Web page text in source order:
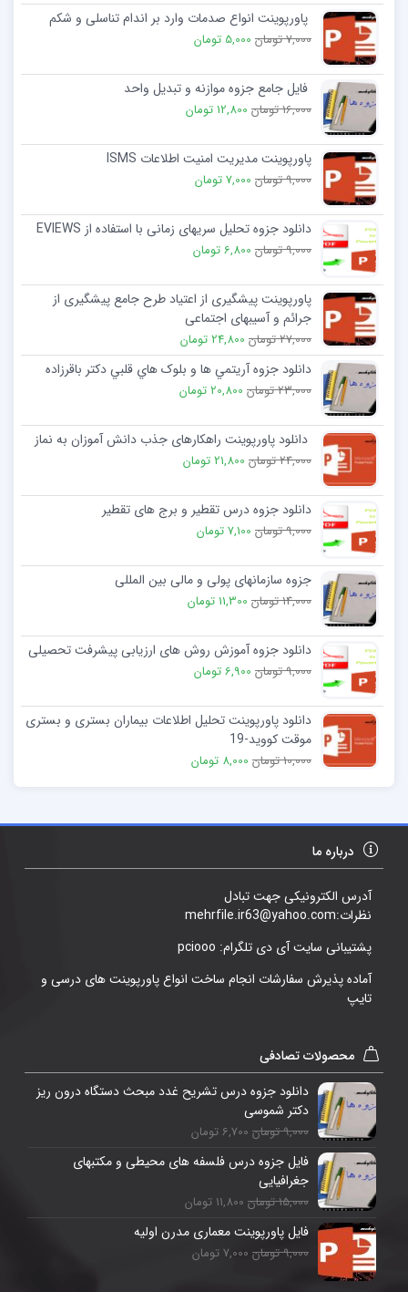
پاورپوینت انواع صدمات وارد بر اندام تناسلی و شکم
7,000 تومان 5,000 تومان
فایل جامع جزوه موازنه و تبدیل واحد
16,000 تومان 12,800 تومان
پاورپوینت مدیریت امنیت اطلاعات ISMS
9,000 تومان 7,000 تومان
دانلود جزوه تحلیل سریھای زمانی با استفاده از EVIEWS
9,000 تومان 6,800 تومان
پاورپوینت پیشگیری از اعتیاد طرح جامع پیشگیری از
جرائم و آسیبهای اجتماعی
27,000 تومان 24,800 تومان
دانلود جزوه آريتمي ها و بلوک هاي قلبي دکتر باقرزاده
23,000 تومان 20,800 تومان
دانلود پاورپوینت راهكارهای جذب دانش آموزان به نماز
24,000 تومان 21,800 تومان
دانلود جزوه درس تقطیر و برج های تقطیر
9,000 تومان 7,100 تومان
جزوه سازمانهای پولی و مالی بین المللی
14,000 تومان 11,300 تومان
دانلود جزوه آموزش روش های ارزیابی پیشرفت تحصیلی
9,000 تومان 6,900 تومان
دانلود پاورپوینت تحلیل اطلاعات بیماران بستری و بستری
موقت کووید-19
10,000 تومان 8,000 تومان
درباره ما
آدرس الکترونیکی جهت تبادل
نظرات:mehrfile.ir63@yahoo.com
پشتیبانی سایت آی دی تلگرام: pciooo
آماده پذیرش سفارشات انجام ساخت انواع پاورپوینت های درسی و
تایپ
محصولات تصادفی
دانلود جزوه درس تشریح غدد مبحث دستگاه درون ریز
دکتر شموسی
9,000 تومان 6,700 تومان
فایل جزوه درس فلسفه های محیطی و مکتبهای
جغرافیایی
15,000 تومان 11,800 تومان
فایل پاورپوینت معماری مدرن اولیه
9,000 تومان 7,000 تومان